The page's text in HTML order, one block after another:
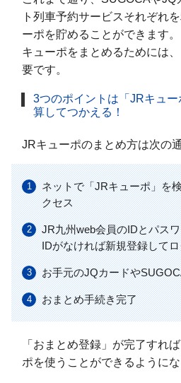
ト列車予約サービスそれぞれ
ーポを貯めることができます
キューポをまとめるためには
要です。
3つのポイントは「JRキュ
算してつかえる！
JRキューポのまとめ方は次の
ネットで「JRキューポ」を
クセス
JR九州web会員のIDとパス
IDがなければ新規登録して
お手元のJQカードや
おまとめ手続き完了
「おまとめ登録」が完了すれ
ポを使うことができるようにな